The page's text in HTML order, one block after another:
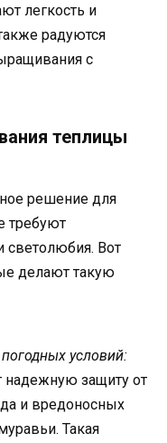
легкость и
радуются
с
теплицы
решение для
требуют
светолюбия. Вот
делают такую
условий:
надежную защиту от
и вредоносных
Такая